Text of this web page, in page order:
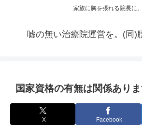
家族に胸を張れる院長に。
嘘の無い治療院運営を。(同)
国家資格の有無は関係あり
X Facebook